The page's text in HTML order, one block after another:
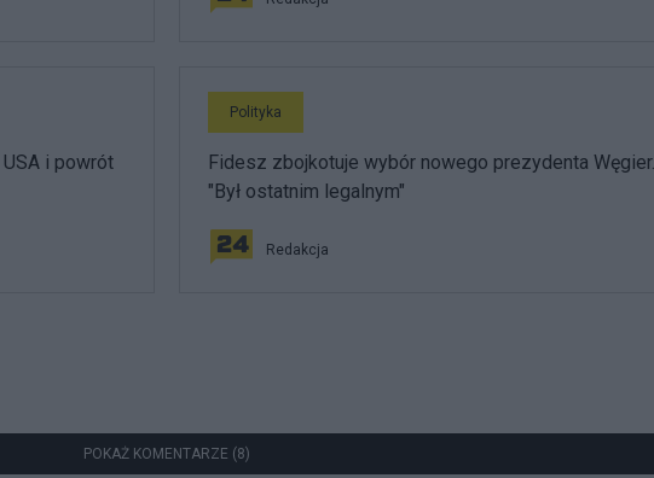
i powrót
Polityka
Fidesz zbojkotuje wybór nowego prezydenta Węgier.
"Był ostatnim legalnym"
Redakcja
POKAŻ KOMENTARZE (8)